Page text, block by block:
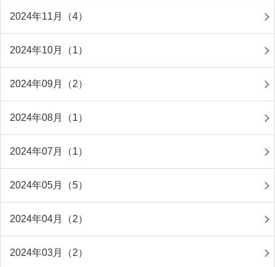
2024年11月（4）
2024年10月（1）
2024年09月（2）
2024年08月（1）
2024年07月（1）
2024年05月（5）
2024年04月（2）
2024年03月（2）